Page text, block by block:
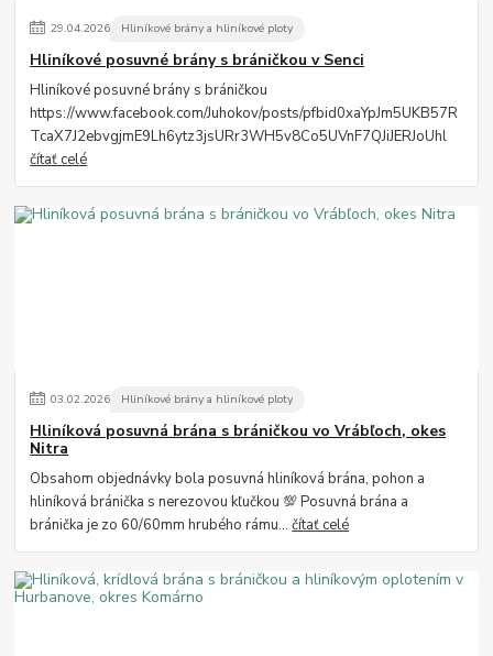
29.04.2026 Hliníkové brány a hliníkové ploty
Hliníkové posuvné brány s bráničkou v Senci
Hliníkové posuvné brány s bráničkou
https://www.facebook.com/Juhokov/posts/pfbid0xaYpJm5UKB57R
TcaX7J2ebvgjmE9Lh6ytz3jsURr3WH5v8Co5UVnF7QJiJERJoUhl
čítať celé
03.02.2026 Hliníkové brány a hliníkové ploty
Hliníková posuvná brána s bráničkou vo Vrábľoch, okes
Nitra
Obsahom objednávky bola posuvná hliníková brána, pohon a
hliníková bránička s nerezovou kľučkou 💯 Posuvná brána a
bránička je zo 60/60mm hrubého rámu...čítať celé